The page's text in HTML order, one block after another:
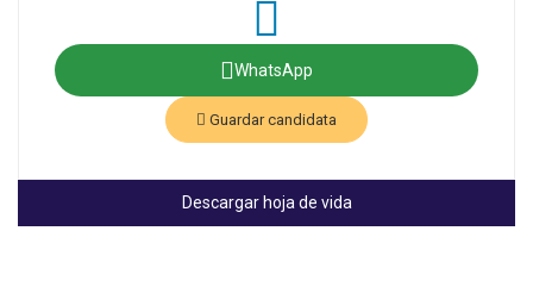
WhatsApp
Guardar candidata
Descargar hoja de vida